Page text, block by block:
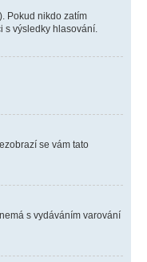
Pokud nikdo zatím
s výsledky hlasování.
se vám tato
s vydáváním varování